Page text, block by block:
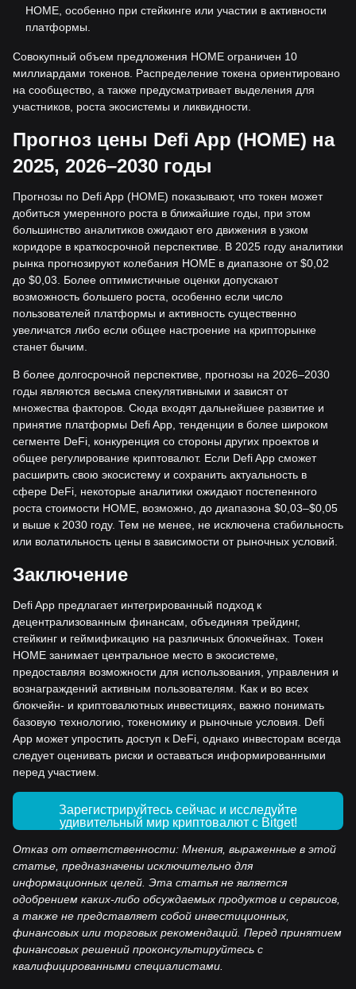
HOME, особенно при стейкинге или участии в активности
платформы.
Совокупный объем предложения HOME ограничен 10
миллиардами токенов. Распределение токена ориентировано
на сообщество, а также предусматривает выделения для
участников, роста экосистемы и ликвидности.
Прогноз цены Defi App (HOME) на
2025, 2026–2030 годы
Прогнозы по Defi App (HOME) показывают, что токен может
добиться умеренного роста в ближайшие годы, при этом
большинство аналитиков ожидают его движения в узком
коридоре в краткосрочной перспективе. В 2025 году аналитики
рынка прогнозируют колебания HOME в диапазоне от $0,02
до $0,03. Более оптимистичные оценки допускают
возможность большего роста, особенно если число
пользователей платформы и активность существенно
увеличатся либо если общее настроение на крипторынке
станет бычим.
В более долгосрочной перспективе, прогнозы на 2026–2030
годы являются весьма спекулятивными и зависят от
множества факторов. Сюда входят дальнейшее развитие и
принятие платформы Defi App, тенденции в более широком
сегменте DeFi, конкуренция со стороны других проектов и
общее регулирование криптовалют. Если Defi App сможет
расширить свою экосистему и сохранить актуальность в
сфере DeFi, некоторые аналитики ожидают постепенного
роста стоимости HOME, возможно, до диапазона $0,03–$0,05
и выше к 2030 году. Тем не менее, не исключена стабильность
или волатильность цены в зависимости от рыночных условий.
Заключение
Defi App предлагает интегрированный подход к
децентрализованным финансам, объединяя трейдинг,
стейкинг и геймификацию на различных блокчейнах. Токен
HOME занимает центральное место в экосистеме,
предоставляя возможности для использования, управления и
вознаграждений активным пользователям. Как и во всех
блокчейн- и криптовалютных инвестициях, важно понимать
базовую технологию, токеномику и рыночные условия. Defi
App может упростить доступ к DeFi, однако инвесторам всегда
следует оценивать риски и оставаться информированными
перед участием.
Зарегистрируйтесь сейчас и исследуйте
удивительный мир криптовалют с Bitget!
Отказ от ответственности: Мнения, выраженные в этой
статье, предназначены исключительно для
информационных целей. Эта статья не является
одобрением каких-либо обсуждаемых продуктов и сервисов,
а также не представляет собой инвестиционных,
финансовых или торговых рекомендаций. Перед принятием
финансовых решений проконсультируйтесь с
квалифицированными специалистами.